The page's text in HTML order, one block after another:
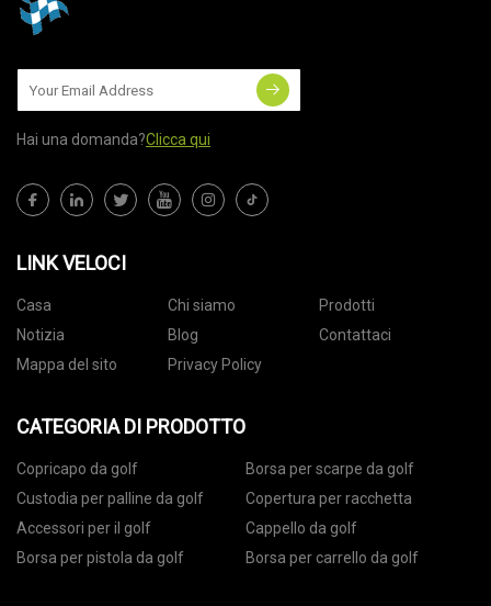
Hai una domanda?Clicca qui
LINK VELOCI
Casa Chi siamo
Prodotti
Notizia
Blog
Contattaci
Mappa del sito
Privacy Policy
CATEGORIA DI PRODOTTO
Copricapo da golf
Borsa per scarpe da golf
Custodia per palline da golf
Copertura per racchetta
Accessori per il golf
Cappello da golf
Borsa per pistola da golf
Borsa per carrello da golf